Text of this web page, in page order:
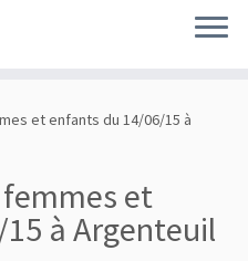
et enfants du 14/06/15 à
et
à Argenteuil